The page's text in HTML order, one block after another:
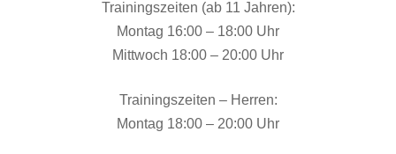
Trainingszeiten (ab 11 Jahren):
Montag 16:00 – 18:00 Uhr
Mittwoch 18:00 – 20:00 Uhr
Trainingszeiten – Herren:
Montag 18:00 – 20:00 Uhr